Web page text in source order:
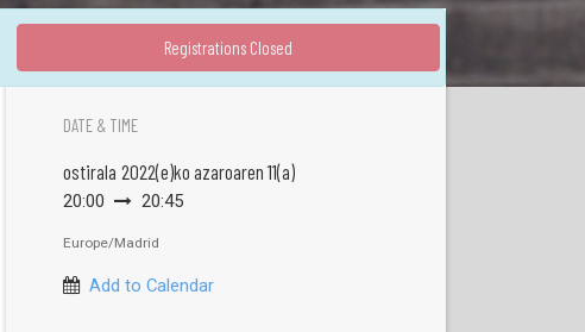
Registrations Closed
DATE & TIME
ostirala 2022(e)ko azaroaren 11(a)
20:00 20:45
Europe/Madrid
Add to Calendar